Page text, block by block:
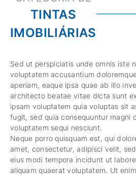
TINTAS
IMOBILIÁRIAS
Sed ut perspiciatis unde omnis iste
voluptatem accusantium
aperiam, eaque ipsa quae ab illo
architecto beatae vitae dicta sunt
ipsam voluptatem quia voluptas sit
fugit, sed quia consequuntur magni
voluptatem sequi nesciunt.
Neque porro quisquam est, qui
amet, consectetur, adipisci velit,
eius modi tempora incidunt ut
aliquam quaerat voluptatem. Ut